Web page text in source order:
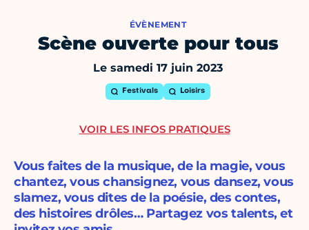
ÉVÈNEMENT
Scène ouverte pour tous
Le samedi 17 juin 2023
Festivals Loisirs
Vous faites de la musique, de la magie, vous
chantez, vous chansignez, vous dansez, vous
slamez, vous dites de la poésie, des contes,
des histoires drôles… Partagez vos talents, et
VOIR LES INFOS PRATIQUES